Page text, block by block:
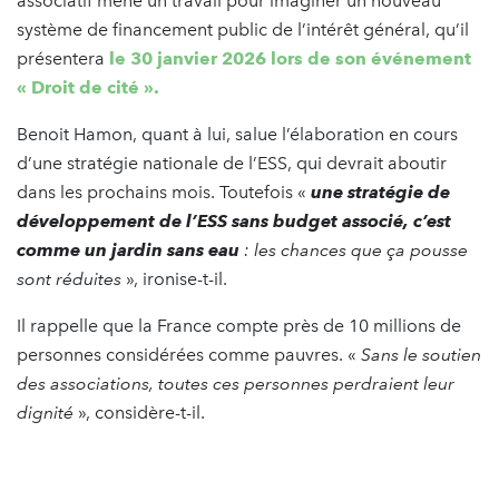
système de financement public de l’intérêt général, qu’il
présentera le 30 janvier 2026 lors de son événement
« Droit de cité ».
Benoit Hamon, quant à lui, salue l’élaboration en cours
d’une stratégie nationale de l’ESS, qui devrait aboutir
dans les prochains mois. Toutefois « une stratégie de
développement de l’ESS sans budget associé, c’est
comme un jardin sans eau : les chances que ça pousse
sont réduites », ironise-t-il.
Il rappelle que la France compte près de 10 millions de
personnes considérées comme pauvres. « Sans le soutien
des associations, toutes ces personnes perdraient leur
dignité », considère-t-il.